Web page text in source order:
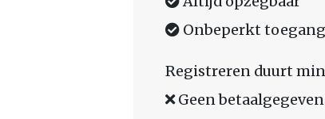
Onbeperkt
Registreren duurt
Geen